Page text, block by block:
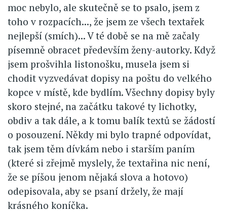
moc nebylo, ale skutečně se to psalo, jsem z
toho v rozpacích..., že jsem ze všech textařek
nejlepší (smích)... V té době se na mě začaly
písemně obracet především ženy-autorky. Když
jsem prošvihla listonošku, musela jsem si
chodit vyzvedávat dopisy na poštu do velkého
kopce v místě, kde bydlím. Všechny dopisy byly
skoro stejné, na začátku takové ty lichotky,
obdiv a tak dále, a k tomu balík textů se žádostí
o posouzení. Někdy mi bylo trapné odpovídat,
tak jsem těm dívkám nebo i starším paním
(které si zřejmě myslely, že textařina nic není,
že se píšou jenom nějaká slova a hotovo)
odepisovala, aby se psaní držely, že mají
krásného koníčka.